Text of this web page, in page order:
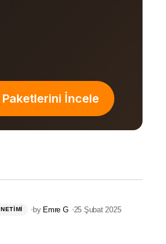
İncele
by Emre G 25 Şubat 2025